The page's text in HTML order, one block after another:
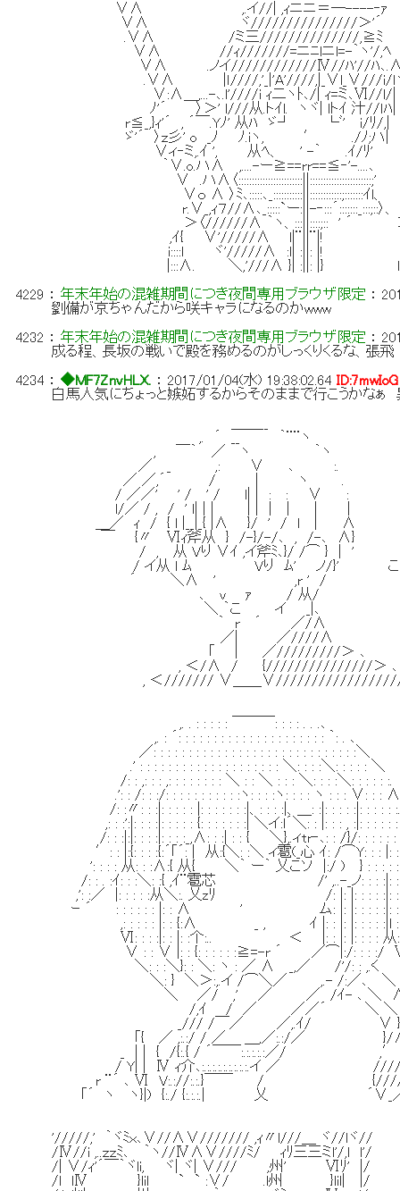
∨∧ ,.イ//| ,ｨニニ＝―----‐ｧ
∨∧ ヾ///////////////＞'´
.∨∧ /ミ三//////////////,≧ﾐ
∨∧ //ｨ///////=ニﾆlニl=-｀ヽ'/,ﾍ
∨∧ .ノイ////////////Ⅳ//ﾊ'//ﾊ､
.∨∧ |ｌ////,'_|'A'////,|_∨l_∨///i/lヾ
∨:∧＿,...-､.l'////i ｨ二ヽﾄ､/| ｨ=ミ､Ⅵ//l/|
ﾉ'´ 〉＞' l///从.トｲl. ヽヾ| lトｲ 汁//ｌﾊ|
r≦_,}ｨ'´ , ´￣.Yﾉ' 从ﾊ ゞ┘ └ﾞ' i/ﾘ/,|
ゞ'´ 〉ｚ彡' o _ﾉ ﾉ.iヽ, ′ ./ﾉ;ハ|
∨ィ‐ミ,.ｲ ', 从ﾍ、 ' -｀ .ｲ/ﾘ' ライバ
｀∨.o.ハ∧ ,....-ー≧==rr==≦‐'-....､
∨ .ハ∧〈::::::::::::::::::::::::||:::::::::::::::::::::::;'
∨ｏ ∧ 〉ﾐ､:::::､_:::::::::::||::::::::::::;:::::::ｲl、
r.∨_,ｨ７//∧､_:::::`ー:||-‐:::´:::::::_:::;::〉、
＞〈//////∧ ｀ヽ、:::||::::;:: ' ´
,ｲ{ ∨'/////∧ l|¨||¨|!
i::::l ヾ'/////∧ :l| :||: |!
|:::∧. ＼,'///∧ }| :||: |}
4229 ：年末年始の混雑期間につき夜間専用ブラウザ限定 ：
劉備が京ちゃんだから咲キャラになるのかwww
4232 ：年末年始の混雑期間につき夜間専用ブラウザ限定 ：
成る程、長坂の戦いで殿を務めるのがしっくりくるな、張飛
4234 ：◆MF7ZnvHLX. ：2017/01/04(水) 19:38:02.64
白馬人気にちょっと嫉妬するからそのままで行こうかな
,. ´ __ ｀¨¨ヽ
, ￣｀ ／ ヽ ｀ヽ
／ _ ,: ∨ ､ :.
／ ／,´ / | ヽ .
/ ／／' ' / ' / l| | : : ∨ :
l/／ / , / ' l| | | | | | | | |
＿／ ｨ / { l |__|_{ |∧ }/ ' / l | ∧
￣ {〃 Ⅵｨ斧从 } /-}/-/､ , /-､ ∧}
/ , 从 Vり ∨ｲ ,イ斧ﾐ､}/ /⌒ } | '
/ イ从 l ﾑ Vり ﾑ' ノ/}' こんないい日
´ ＼∧ ' ,r ' /
､ v ｧ / 从/
＼ ｀こ イ _|､
｀ r ´ ／/∧
／| ／////∧
｢ | ／/////////＞ ､
, ＜/∧ / {///////////////＞ ､
, ＜/////// ∨＿＿∨//////////////////
,. . : : : : : ￣￣￣: : : : . . .､
,. : ´: : : : : : : : : : : : : : : : : : : : : ｀: . ､
／: : : : : : : : : : : : : : : : : : : : : : : : : : : : :＼
.' : : : : : : : : : : : : : : : : : : : : ＼: : : :＼: : : : : ＼
/: : ,: : : ,: : : : : : : : ＼ : : ＼ : : : ＼: : : :＼: : : : : :.
.': : /: : :/: : : : : : : : : : :ヽ: : : :ヽ: : : : ヽ : : : ∨: : :
/: :〃: : :|: : : : : |: : : : : : :|、: : : :|、＿: :|: : : : :|: : : : :
,: : :':|: : : :|: : : : : {: : : : : : :| ＼イ:l´＼: : |: : : , :|: : : : : :
/: : :|:|: : : :|: : : :_,∧: : :| : : { ＼},.ィtr‐､: : /}/: : : : : :
′: : |:{: : : :{:´｢´: | 从:{＼: :＼ ィ雹(_心 ｲ: /⌒Y: : : |:
': : : : 从: : :∧:{ 从{ ＼｀ ー｀ 乂こソ |:/ ) } : : : :
/: : . :ｲ: : :＼: :{ ,ｲ¨雹芯 /' ,..-_ノ: : : :|: :
,': :／ |: : : : :从＼:. 乂zﾘ /: |: |: : : : :|: :
ｰ ´ : : : : : : |: : ∧ ' ム: |: |: : : : :|: : | 玄徳
,: : : : : |: : {:∧ _ , ｲ |: : |: |: : : : :|l :
Ⅵ: : : :|: : |: :个:.. ＜ |: : |: |: : : : 从: ! 後世
∨ : : ∨ |: : {: : : : : :≧=-r ´ ／⌒|:/: : : :/
＼: : :＼}: : ＼: ヽ : ／ ∧ _,／ /'/: : ,.く
＼: } ＼＞:,.イ /⌒＼／ ,.- /:／､ ＼
＼ ／/ ,' ／ ／ /ｲ- ､ ＼
/,ｲ / ／ ／／´ ＼ ＼
_/// /￣／ ／,.ｲ/ ∨ }
｢{ ／ ,:.:/ / ／ ＿,／:.:/／ }/
_ | | { /{:.{ / ´￣￣:.:.:.:.:／/ ,′
/ Y| | Ⅳ ｨ介､:.:.:.:.:.:.:.:.:.イ ／ /////
r ¨´ ､ Ⅵ V:.://:.:.}￣￣ / {////
｢´ ヽ ヽ}|) {:./ {:.:.:.| 乂 ´∨_
'/////,' ｀ヾﾐｘ､∨//∧∨/////// ,ｨ〃l///＿ ヾ//lヾ//
/Ⅳ//i ,..ｚｚﾐ､ ｀ヽ//Ⅳ∧∨////ﾐ/ ｨﾘ三三ミl'/,l l'/
/| ∨/ｨ'´￣｀ヾli, ヾ| ヾ| ∨/// ,州' Ⅵﾘ' |/
/l lⅣ }lil ` ` :∨/ .l州 }lil| |/